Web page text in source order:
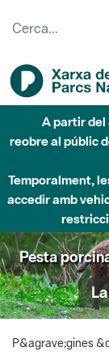
A partir del
reobre al públic
Temporalment,
accedir amb
Pesta
P&agrave;gines